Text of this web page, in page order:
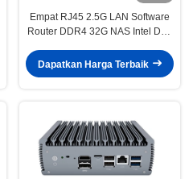
Empat RJ45 2.5G LAN Software
Router DDR4 32G NAS Intel Dan
Dapatkan Harga Terbaik